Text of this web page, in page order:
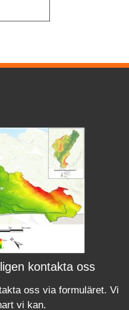
kontakta oss
oss via formuläret. Vi
vi kan.